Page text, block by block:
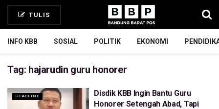
TULIS
INFO KBB SOSIAL POLITIK EKONOMI
Tag: hajarudin guru honorer
HEADLINE
Disdik KBB Ingin Bantu Guru
Honorer Setengah Abad, Tapi